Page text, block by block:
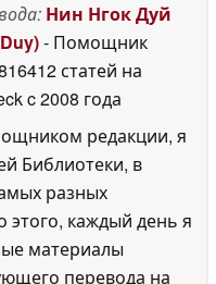
Нин Нгок Дуй
- Помощник
статей на
c 2008 года
редакции, я
Библиотеки, в
разных
каждый день я
материалы
перевода на